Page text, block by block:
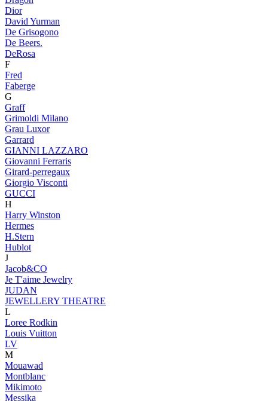
Dior
David Yurman
De Grisogono
De Beers.
DeRosa
F
Fred
Faberge
G
Graff
Grimoldi Milano
Grau Luxor
Garrard
GIANNI LAZZARO
Giovanni Ferraris
Girard-perregaux
Giorgio Visconti
GUCCI
H
Harry Winston
Hermes
H.Stern
Hublot
J
Jacob&CO
Je T'aime Jewelry
JUDAN
JEWELLERY THEATRE
L
Loree Rodkin
Louis Vuitton
LV
M
Mouawad
Montblanc
Mikimoto
Messika